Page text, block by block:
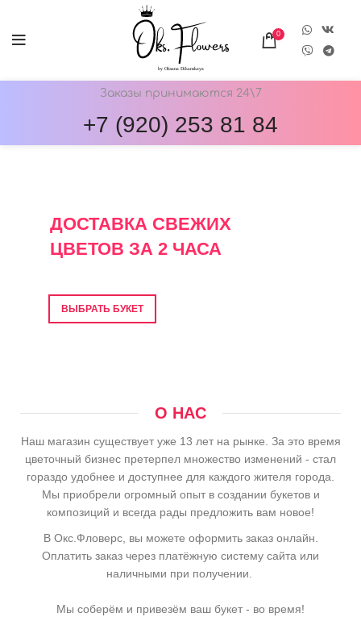
0
Заказы принимаются 24\7
+7 (920) 253 81 84
ДОСТАВКА СВЕЖИХ
ЦВЕТОВ ЗА 2 ЧАСА
ВЫБРАТЬ БУКЕТ
О НАС
Наш магазин существует уже 13 лет на рынке. За это время
цветочный бизнес претерпел множество изменений - стал
гораздо удобнее и доступнее для каждого жителя города.
Мы приобрели огромный опыт в создании букетов и
композиций и всегда рады предложить вам новое!
В Окс.Фловерс, вы можете оформить заказ онлайн.
Оплатить заказ через платёжную систему сайта или
наличными при получении.
Мы соберём и привезём ваш букет - во время!